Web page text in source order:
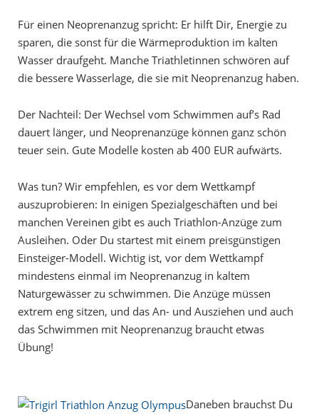
Für einen Neoprenanzug spricht: Er hilft Dir, Energie zu
sparen, die sonst für die Wärmeproduktion im kalten
Wasser draufgeht. Manche Triathletinnen schwören auf
die bessere Wasserlage, die sie mit Neoprenanzug haben.
Der Nachteil: Der Wechsel vom Schwimmen auf’s Rad
dauert länger, und Neoprenanzüge können ganz schön
teuer sein. Gute Modelle kosten ab 400 EUR aufwärts.
Was tun? Wir empfehlen, es vor dem Wettkampf
auszuprobieren: In einigen Spezialgeschäften und bei
manchen Vereinen gibt es auch Triathlon-Anzüge zum
Ausleihen. Oder Du startest mit einem preisgünstigen
Einsteiger-Modell. Wichtig ist, vor dem Wettkampf
mindestens einmal im Neoprenanzug in kaltem
Naturgewässer zu schwimmen. Die Anzüge müssen
extrem eng sitzen, und das An- und Ausziehen und auch
das Schwimmen mit Neoprenanzug braucht etwas
Übung!
Daneben brauchst Du